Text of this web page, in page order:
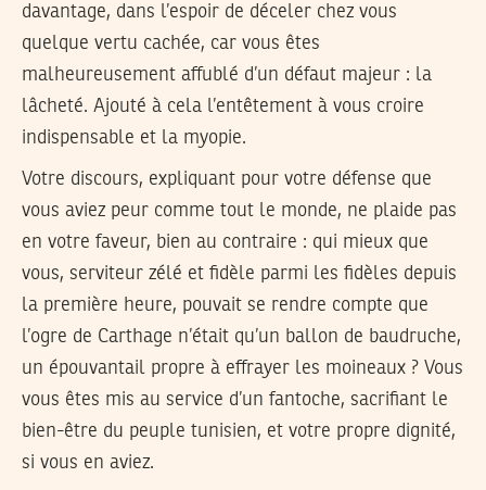
davantage, dans l’espoir de déceler chez vous
quelque vertu cachée, car vous êtes
malheureusement affublé d’un défaut majeur : la
lâcheté. Ajouté à cela l’entêtement à vous croire
indispensable et la myopie.
Votre discours, expliquant pour votre défense que
vous aviez peur comme tout le monde, ne plaide pas
en votre faveur, bien au contraire : qui mieux que
vous, serviteur zélé et fidèle parmi les fidèles depuis
la première heure, pouvait se rendre compte que
l’ogre de Carthage n’était qu’un ballon de baudruche,
un épouvantail propre à effrayer les moineaux ? Vous
vous êtes mis au service d’un fantoche, sacrifiant le
bien-être du peuple tunisien, et votre propre dignité,
si vous en aviez.